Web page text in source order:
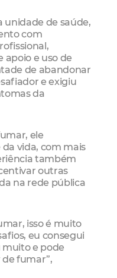
de saúde,
com
apoio e uso de
de abandonar
e exigiu
da
ele
vida, com mais
também
outras
na rede pública
isso é muito
eu consegui
e pode
fumar”,